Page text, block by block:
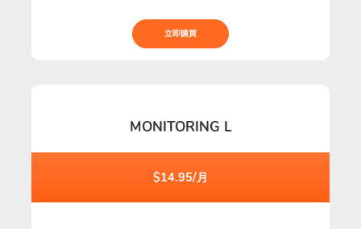
立即購買
MONITORING L
$14.95/月